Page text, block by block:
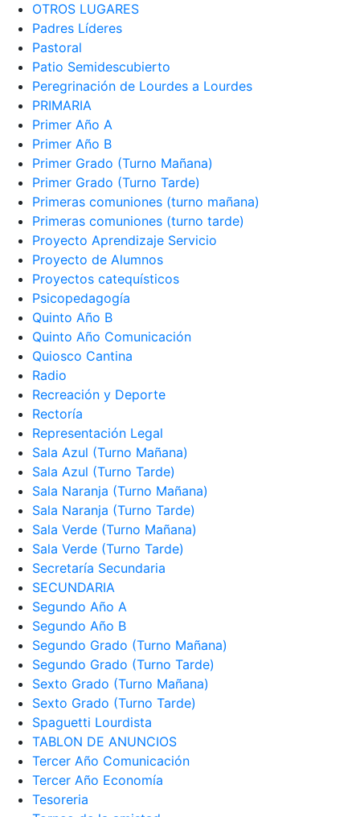
OTROS LUGARES
Padres Líderes
Pastoral
Patio Semidescubierto
Peregrinación de Lourdes a Lourdes
PRIMARIA
Primer Año A
Primer Año B
Primer Grado (Turno Mañana)
Primer Grado (Turno Tarde)
Primeras comuniones (turno mañana)
Primeras comuniones (turno tarde)
Proyecto Aprendizaje Servicio
Proyecto de Alumnos
Proyectos catequísticos
Psicopedagogía
Quinto Año B
Quinto Año Comunicación
Quiosco Cantina
Radio
Recreación y Deporte
Rectoría
Representación Legal
Sala Azul (Turno Mañana)
Sala Azul (Turno Tarde)
Sala Naranja (Turno Mañana)
Sala Naranja (Turno Tarde)
Sala Verde (Turno Mañana)
Sala Verde (Turno Tarde)
Secretaría Secundaria
SECUNDARIA
Segundo Año A
Segundo Año B
Segundo Grado (Turno Mañana)
Segundo Grado (Turno Tarde)
Sexto Grado (Turno Mañana)
Sexto Grado (Turno Tarde)
Spaguetti Lourdista
TABLON DE ANUNCIOS
Tercer Año Comunicación
Tercer Año Economía
Tesoreria